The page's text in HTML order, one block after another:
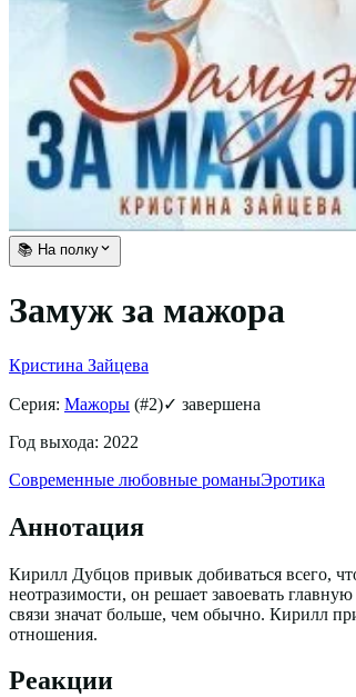
📚 На полку
Замуж за мажора
Кристина Зайцева
Серия: Мажоры (#2)✓ завершена
Год выхода: 2022
Современные любовные романыЭротика
Аннотация
Кирилл Дубцов привык добиваться всего,
неотразимости, он решает завоевать
связи значат больше, чем обычно. Кирилл
отношения.
Реакции